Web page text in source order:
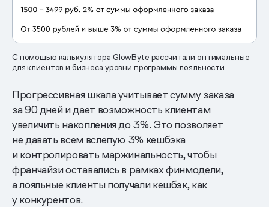
С помощью калькулятора GlowByte рассчитали оптимальные
для клиентов и бизнеса уровни программы лояльности
Прогрессивная шкала учитывает сумму заказа
за 90 дней и дает возможность клиентам
увеличить накопления до 3%. Это позволяет
не давать всем вслепую 3% кешбэка
и контролировать маржинальность, чтобы
франчайзи оставались в рамках финмодели,
а лояльные клиенты получали кешбэк, как
у конкурентов.